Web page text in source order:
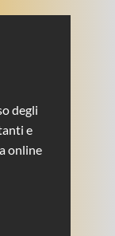
degli
e
online